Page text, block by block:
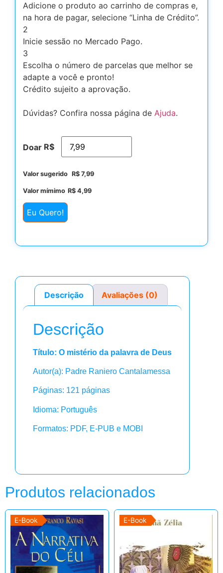
Adicione o produto ao carrinho de compras e,
na hora de pagar, selecione “Linha de Crédito”.
2
Inicie sessão no Mercado Pago.
3
Escolha o número de parcelas que melhor se
adapte a você e pronto!
Crédito sujeito a aprovação.
Dúvidas? Confira nossa página de Ajuda.
Doar R$
Valor sugerido R$ 7,99
Valor mímimo R$ 4,99
Eu Quero!
Descrição Avaliações (0)
Descrição
Título: O mistério da palavra de Deus
Autor(a): Padre Raniero Cantalamessa
Páginas: 121 páginas
Idioma: Português
Formatos: PDF, E-PUB e MOBI
Produtos relacionados
E-Book E-Book